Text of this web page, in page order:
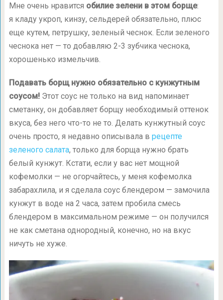
Мне очень нравится обилие зелени в этом борще:
я кладу укроп, кинзу, сельдерей обязательно, плюс
еще кутем, петрушку, зеленый чеснок. Если зеленого
чеснока нет — то добавляю 2-3 зубчика чеснока,
хорошенько измельчив.
Подавать борщ нужно обязательно с кунжутным
соусом!Этот соус не только на вид напоминает
сметанку, он добавляет борщу необходимый оттенок
вкуса, без него что-то не то. Делать кунжутный соус
очень просто, я недавно описывала в рецепте
зеленого салата, только для борща нужно брать
белый кунжут. Кстати, если у вас нет мощной
кофемолки — не огорчайтесь, у меня кофемолка
забарахлила, и я сделала соус блендером — замочила
кунжут в воде на 2 часа, затем пробила смесь
блендером в максимальном режиме — он получился
не как сметана однородный, конечно, но на вкус
ничуть не хуже.